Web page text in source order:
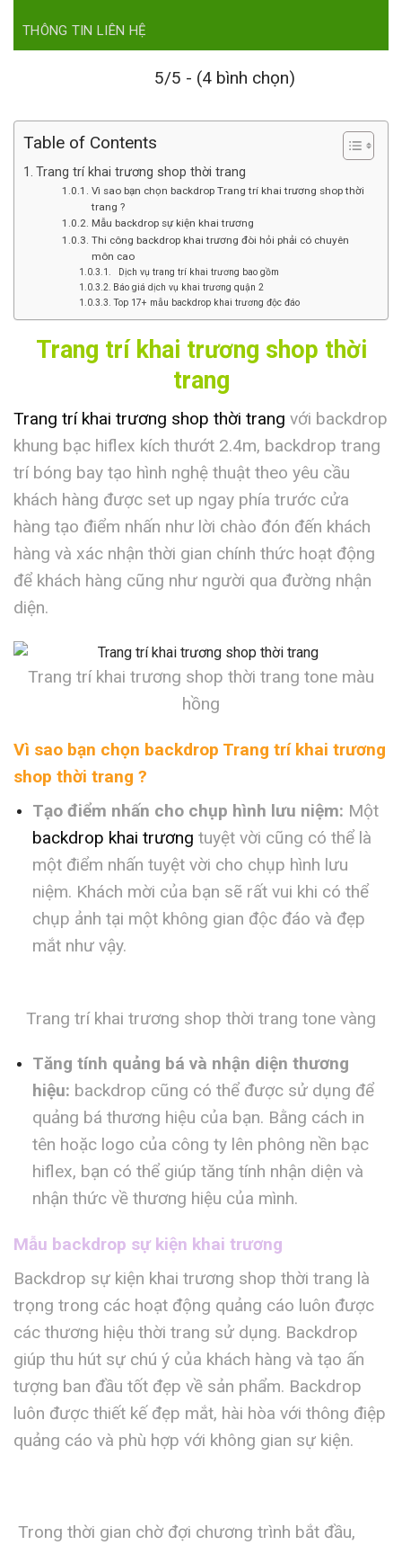
THÔNG TIN LIÊN HỆ
5/5 - (4 bình chọn)
Table of Contents
Trang trí khai trương shop thời trang
Vì sao bạn chọn backdrop Trang trí khai trương shop thời
trang ?
Mẫu backdrop sự kiện khai trương
Thi công backdrop khai trương đòi hỏi phải có chuyên
môn cao
Dịch vụ trang trí khai trương bao gồm
Báo giá dịch vụ khai trương quận 2
Top 17+ mẫu backdrop khai trương độc đáo
Trang trí khai trương shop thời
trang
Trang trí khai trương shop thời trang với backdrop
khung bạc hiflex kích thướt 2.4m, backdrop trang
trí bóng bay tạo hình nghệ thuật theo yêu cầu
khách hàng được set up ngay phía trước cửa
hàng tạo điểm nhấn như lời chào đón đến khách
hàng và xác nhận thời gian chính thức hoạt động
để khách hàng cũng như người qua đường nhận
diện.
Trang trí khai trương shop thời trang tone màu
hồng
Vì sao bạn chọn backdrop Trang trí khai trương
shop thời trang ?
Tạo điểm nhấn cho chụp hình lưu niệm: Một
backdrop khai trương tuyệt vời cũng có thể là
một điểm nhấn tuyệt vời cho chụp hình lưu
niệm. Khách mời của bạn sẽ rất vui khi có thể
chụp ảnh tại một không gian độc đáo và đẹp
mắt như vậy.
Trang trí khai trương shop thời trang tone vàng
Tăng tính quảng bá và nhận diện thương
hiệu: backdrop cũng có thể được sử dụng để
quảng bá thương hiệu của bạn. Bằng cách in
tên hoặc logo của công ty lên phông nền bạc
hiflex, bạn có thể giúp tăng tính nhận diện và
nhận thức về thương hiệu của mình.
Mẫu backdrop sự kiện khai trương
Backdrop sự kiện khai trương shop thời trang là
trọng trong các hoạt động quảng cáo luôn được
các thương hiệu thời trang sử dụng. Backdrop
giúp thu hút sự chú ý của khách hàng và tạo ấn
tượng ban đầu tốt đẹp về sản phẩm. Backdrop
luôn được thiết kế đẹp mắt, hài hòa với thông điệp
quảng cáo và phù hợp với không gian sự kiện.
Trong thời gian chờ đợi chương trình bắt đầu,